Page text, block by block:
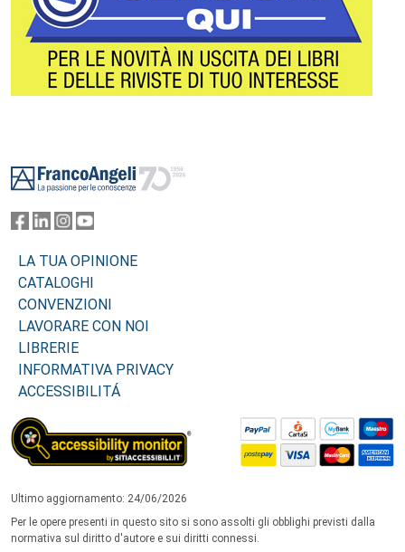
LA TUA OPINIONE
CATALOGHI
CONVENZIONI
LAVORARE CON NOI
LIBRERIE
INFORMATIVA PRIVACY
ACCESSIBILITÁ
Ultimo aggiornamento: 24/06/2026
Per le opere presenti in questo sito si sono assolti gli obblighi previsti dalla
normativa sul diritto d'autore e sui diritti connessi.